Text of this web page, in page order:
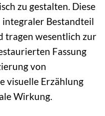
zu gestalten. Diese
integraler Bestandteil
tragen wesentlich zur
Fassung
von
visuelle Erzählung
Wirkung.